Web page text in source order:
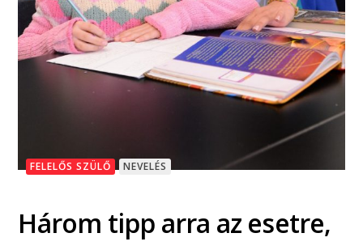
FELELŐS SZÜLŐ NEVELÉS
Három tipp arra az esetre,